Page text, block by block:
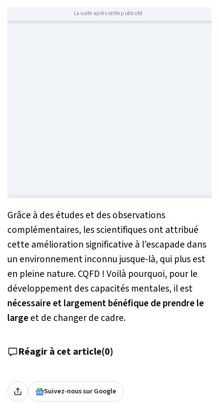
La suite après cette publicité
Grâce à des études et des observations
complémentaires, les scientifiques ont attribué
cette amélioration significative à l’escapade dans
un environnement inconnu jusque-là, qui plus est
en pleine nature. CQFD ! Voilà pourquoi, pour le
développement des capacités mentales, il est
nécessaire et largement bénéfique de prendre le
largeet de changer de cadre.
Réagir à cet article(0)
Suivez-nous sur Google